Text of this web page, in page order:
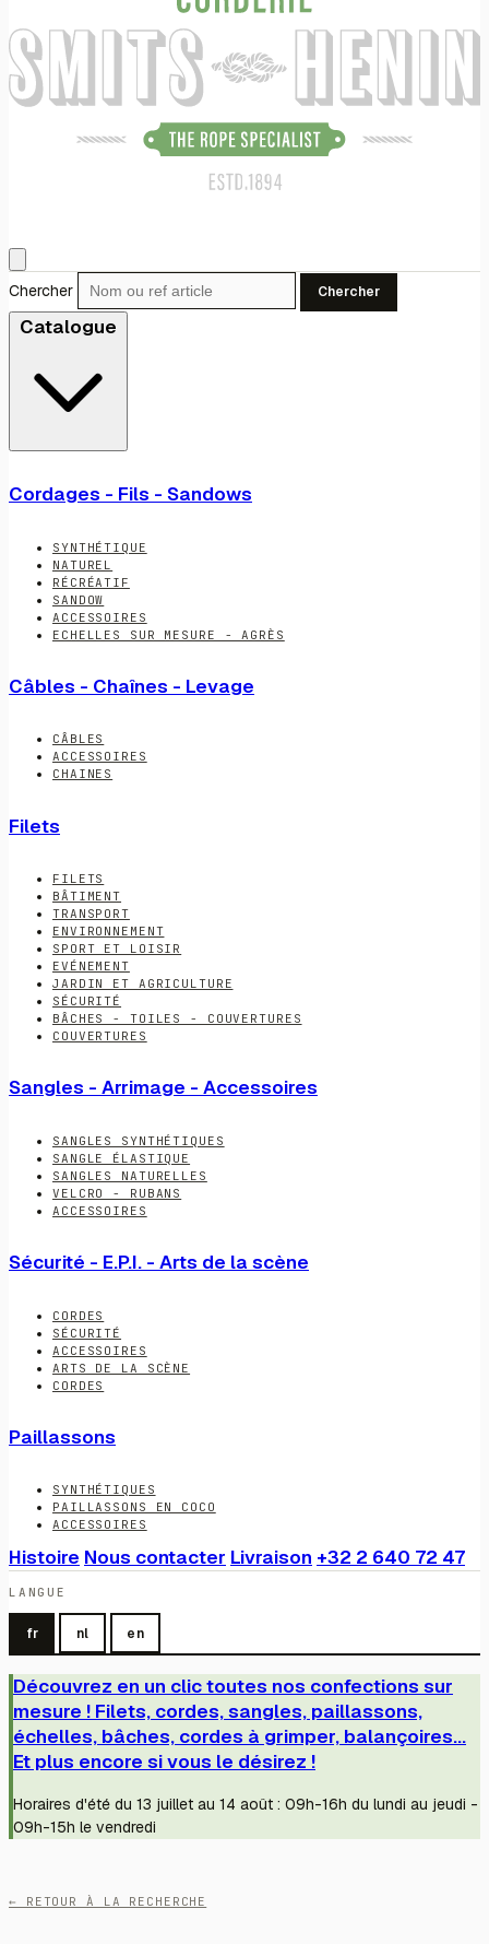
Chercher Chercher
Catalogue
Cordages - Fils - Sandows
SYNTHÉTIQUE
NATUREL
RÉCRÉATIF
SANDOW
ACCESSOIRES
ECHELLES SUR MESURE - AGRÈS
Câbles - Chaînes - Levage
CÂBLES
ACCESSOIRES
CHAINES
Filets
FILETS
BÂTIMENT
TRANSPORT
ENVIRONNEMENT
SPORT ET LOISIR
EVÉNEMENT
JARDIN ET AGRICULTURE
SÉCURITÉ
BÂCHES - TOILES - COUVERTURES
COUVERTURES
Sangles - Arrimage - Accessoires
SANGLES SYNTHÉTIQUES
SANGLE ÉLASTIQUE
SANGLES NATURELLES
VELCRO - RUBANS
ACCESSOIRES
Sécurité - E.P.I. - Arts de la scène
CORDES
SÉCURITÉ
ACCESSOIRES
ARTS DE LA SCÈNE
CORDES
Paillassons
SYNTHÉTIQUES
PAILLASSONS EN COCO
ACCESSOIRES
Histoire Nous contacter Livraison +32 2 640 72 47
LANGUE
fr nl en
Découvrez en un clic toutes nos confections sur
mesure ! Filets, cordes, sangles, paillassons,
échelles, bâches, cordes à grimper, balançoires...
Et plus encore si vous le désirez !
Horaires d'été du 13 juillet au 14 août : 09h-16h du lundi au jeudi -
09h-15h le vendredi
← RETOUR À LA RECHERCHE